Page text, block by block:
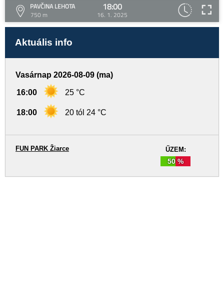
PAVČINA LEHOTA
750 m
18:00
16. 1. 2025
Aktuális info
Vasárnap 2026-08-09 (ma)
16:00 25 °C
18:00 20 tól 24 °C
ŰZEM:
50 %
FUN PARK Žiarce